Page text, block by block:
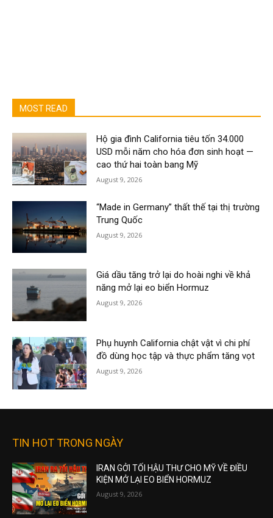
MOST READ
Hộ gia đình California tiêu tốn 34.000
USD mỗi năm cho hóa đơn sinh hoạt —
cao thứ hai toàn bang Mỹ
August 9, 2026
“Made in Germany” thất thế tại thị trường
Trung Quốc
August 9, 2026
Giá dầu tăng trở lại do hoài nghi về khả
năng mở lại eo biển Hormuz
August 9, 2026
Phụ huynh California chật vật vì chi phí
đồ dùng học tập và thực phẩm tăng vọt
August 9, 2026
TIN HOT TRONG NGÀY
IRAN GỞI TỐI HẬU THƯ CHO MỸ VỀ ĐIỀU
KIỆN MỞ LẠI EO BIỂN HORMUZ
August 9, 2026